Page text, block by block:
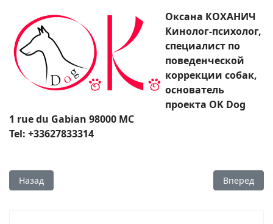
Оксана КОХАНИЧ
Кинолог-психолог,
специалист по
поведенческой
коррекции собак,
основатель
проекта OK Dog
1 rue du Gabian 98000 MC
Tel: +33627833314
Предыдущий: «Я не делаю просто массаж. Я возвращаю
Назад Вперед